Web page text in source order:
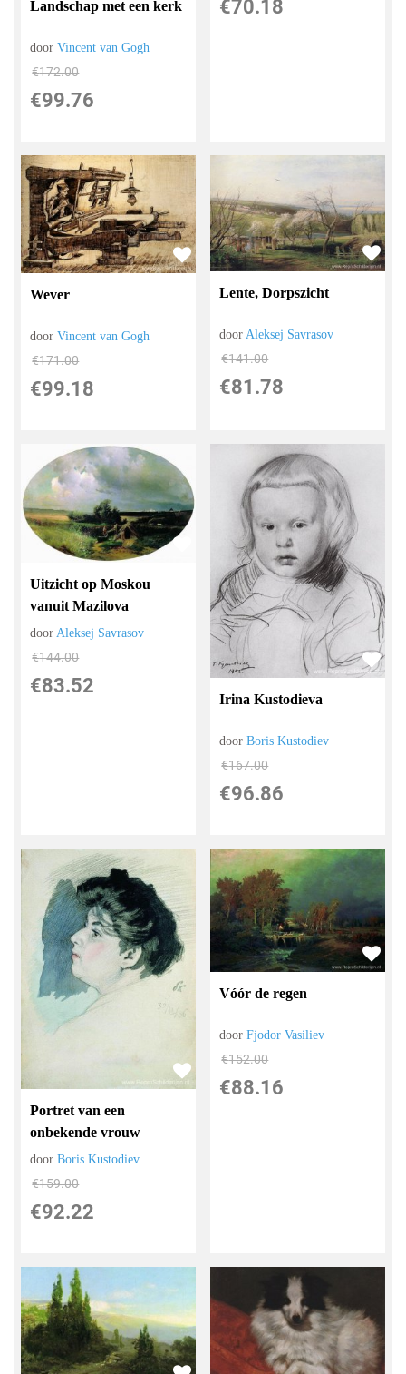
Landschap met een kerk
doorVincent van Gogh
€172.00
€99.76
€70.18
Wever
doorVincent van Gogh
€171.00
€99.18
Lente, Dorpszicht
door Aleksej Savrasov
€141.00
€81.78
Uitzicht op Moskou
vanuit Mazilova
door Aleksej Savrasov
€144.00
€83.52
Irina Kustodieva
doorBoris Kustodiev
€167.00
€96.86
Portret van een
onbekende vrouw
doorBoris Kustodiev
€159.00
€92.22
Vóór de regen
doorFjodor Vasiliev
€152.00
€88.16